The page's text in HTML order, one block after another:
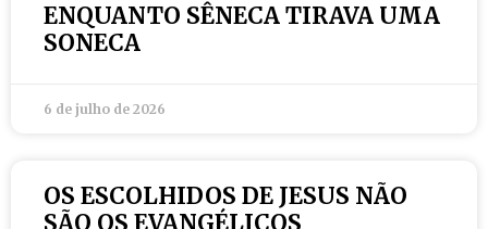
ENQUANTO SÊNECA TIRAVA UMA
SONECA
6 de julho de 2026
OS ESCOLHIDOS DE JESUS NÃO